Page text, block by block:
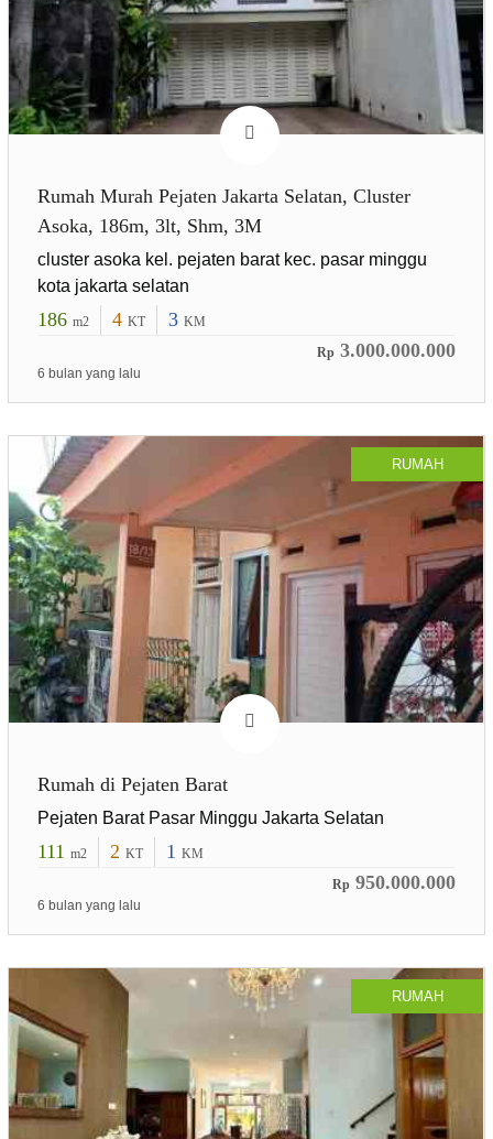
Rumah Murah Pejaten Jakarta Selatan, Cluster
Asoka, 186m, 3lt, Shm, 3M
cluster asoka kel. pejaten barat kec. pasar minggu
kota jakarta selatan
186 m2 4 KT 3 KM
Rp 3.000.000.000
6 bulan yang lalu
RUMAH
Rumah di Pejaten Barat
Pejaten Barat Pasar Minggu Jakarta Selatan
111 m2 2 KT 1 KM
Rp 950.000.000
6 bulan yang lalu
RUMAH